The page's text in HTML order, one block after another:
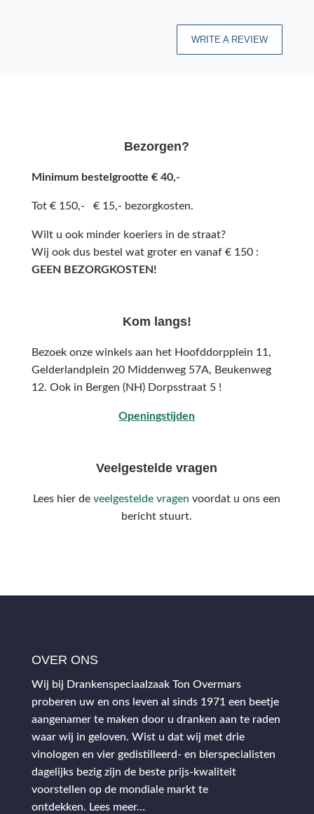
WRITE A REVIEW
Bezorgen?
Minimum bestelgrootte € 40,-
Tot € 150,- € 15,- bezorgkosten.
Wilt u ook minder koeriers in de straat?
Wij ook dus bestel wat groter en vanaf € 150 :
GEEN BEZORGKOSTEN!
Kom langs!
Bezoek onze winkels aan het Hoofddorpplein 11,
Gelderlandplein 20 Middenweg 57A, Beukenweg
12. Ook in Bergen (NH) Dorpsstraat 5 !
Openingstijden
Veelgestelde vragen
Lees hier deveelgestelde vragen voordat u ons een
bericht stuurt.
OVER ONS
Wij bij Drankenspeciaalzaak Ton Overmars
proberen uw en ons leven al sinds 1971 een beetje
aangenamer te maken door u dranken aan te raden
waar wij in geloven. Wist u dat wij met drie
vinologen en vier gedistilleerd- en bierspecialisten
dagelijks bezig zijn de beste prijs-kwaliteit
voorstellen op de mondiale markt te
ontdekken. Lees meer…